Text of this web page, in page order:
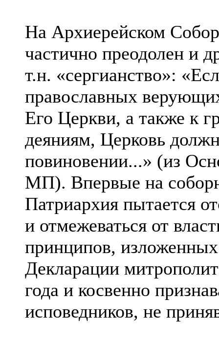
На Архиерейском
частично преодолен и
т.н. «сергианство»:
православных
Его Церкви, а также к
деяниям, Церковь
повиновении...» (из
МП). Впервые на
Патриархия пытается
и отмежеваться от
принципов,
Декларации
года и косвенно
исповедников, не